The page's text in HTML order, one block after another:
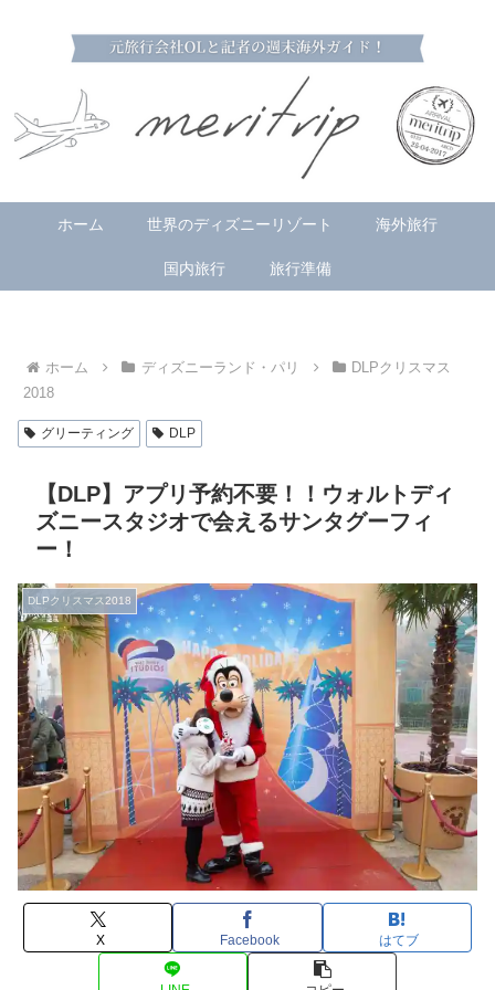
ホーム 世界のディズニーリゾート 海外旅行
国内旅行 旅行準備
ホーム ディズニーランド・パリ
DLPクリスマス
2018
グリーティング DLP
【DLP】アプリ予約不要！！ウォルトディ
ズニースタジオで会えるサンタグーフィ
ー！
DLPクリスマス2018
X Facebook はてブ